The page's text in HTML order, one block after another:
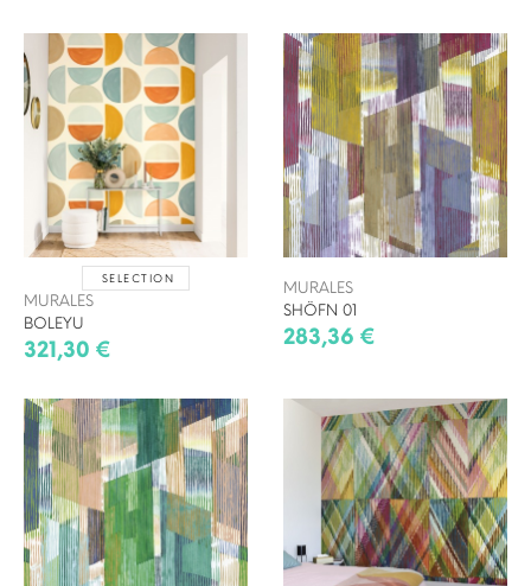
SELECTION
MURALES
BOLEYU
321,30 €
MURALES
SHÖFN 01
283,36 €